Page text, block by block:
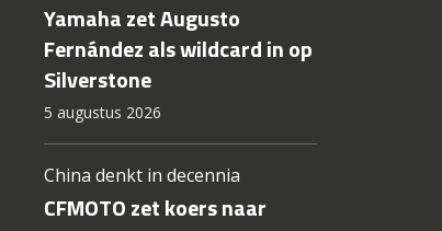
Yamaha zet Augusto
Fernández als wildcard in op
Silverstone
5 augustus 2026
China denkt in decennia
CFMOTO zet koers naar